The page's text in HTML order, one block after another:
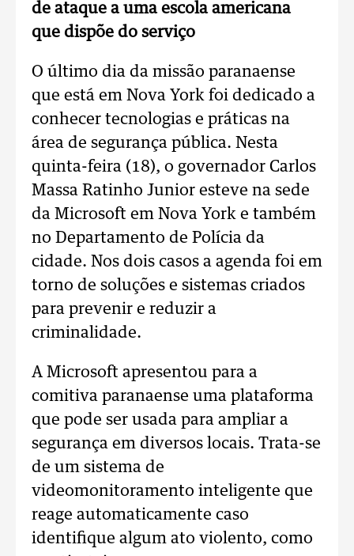
de ataque a uma escola americana
que dispõe do serviço
O último dia da missão paranaense
que está em Nova York foi dedicado a
conhecer tecnologias e práticas na
área de segurança pública. Nesta
quinta-feira (18), o governador Carlos
Massa Ratinho Junior esteve na sede
da Microsoft em Nova York e também
no Departamento de Polícia da
cidade. Nos dois casos a agenda foi em
torno de soluções e sistemas criados
para prevenir e reduzir a
criminalidade.
A Microsoft apresentou para a
comitiva paranaense uma plataforma
que pode ser usada para ampliar a
segurança em diversos locais. Trata-se
de um sistema de
videomonitoramento inteligente que
reage automaticamente caso
identifique algum ato violento, como